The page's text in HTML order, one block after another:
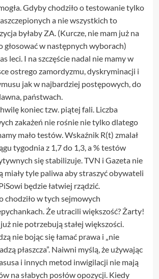
Gdyby chodziło o testowanie tylko
a nie wszystkich to
byłaby ZA. (Kurcze, nie mam już na
głosować w następnych wyborach)
leci. I na szczęście nadal nie mamy w
ostrego zamordyzmu, dyskryminacji i
jak w najbardziej postępowych, do
państwach.
koniec tzw. piątej fali. Liczba
zakażeń nie rośnie nie tylko dlatego
mało testów. Wskaźnik R(t) zmalał
tygodnia z 1,7 do 1,3, a % testów
się stabilizuje. TVN i Gazeta nie
miały tyle paliwa aby straszyć obywateli
będzie łatwiej rządzić.
chodziło w tych sejmowych
Że utracili większość? Żarty!
nie potrzebują stałej większości.
nie bojąc się łamać prawa i „nie
płaszcza”. Naiwni myślą, że używając
i innych metod inwigilacji nie mają
na słabych posłów opozycji. Kiedy